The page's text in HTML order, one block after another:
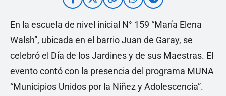
En la escuela de nivel inicial N° 159 “María Elena
Walsh”, ubicada en el barrio Juan de Garay, se
celebró el Día de los Jardines y de sus Maestras. El
evento contó con la presencia del programa MUNA
“Municipios Unidos por la Niñez y Adolescencia”.